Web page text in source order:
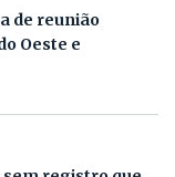
de reunião
Oeste e